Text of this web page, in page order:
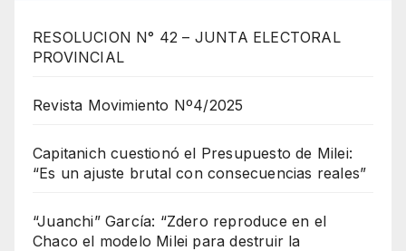
RESOLUCION N° 42 – JUNTA ELECTORAL
PROVINCIAL
Revista Movimiento Nº4/2025
Capitanich cuestionó el Presupuesto de Milei:
“Es un ajuste brutal con consecuencias reales”
“Juanchi” García: “Zdero reproduce en el
Chaco el modelo Milei para destruir la